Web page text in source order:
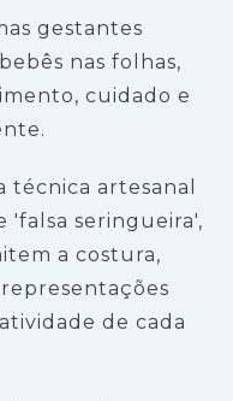
gestantes
nas folhas,
cuidado e
técnica artesanal
'falsa seringueira',
a costura,
de cada